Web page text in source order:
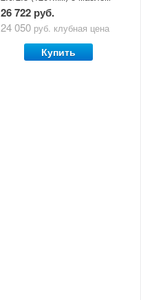
Mazda Original Oil Ultra
5W30
26 722 руб.
24 050 руб. клубная цена
Купить